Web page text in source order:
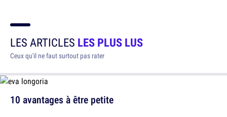
LES ARTICLES LES PLUS LUS
Ceux qu'il ne faut surtout pas rater
10 avantages à être petite